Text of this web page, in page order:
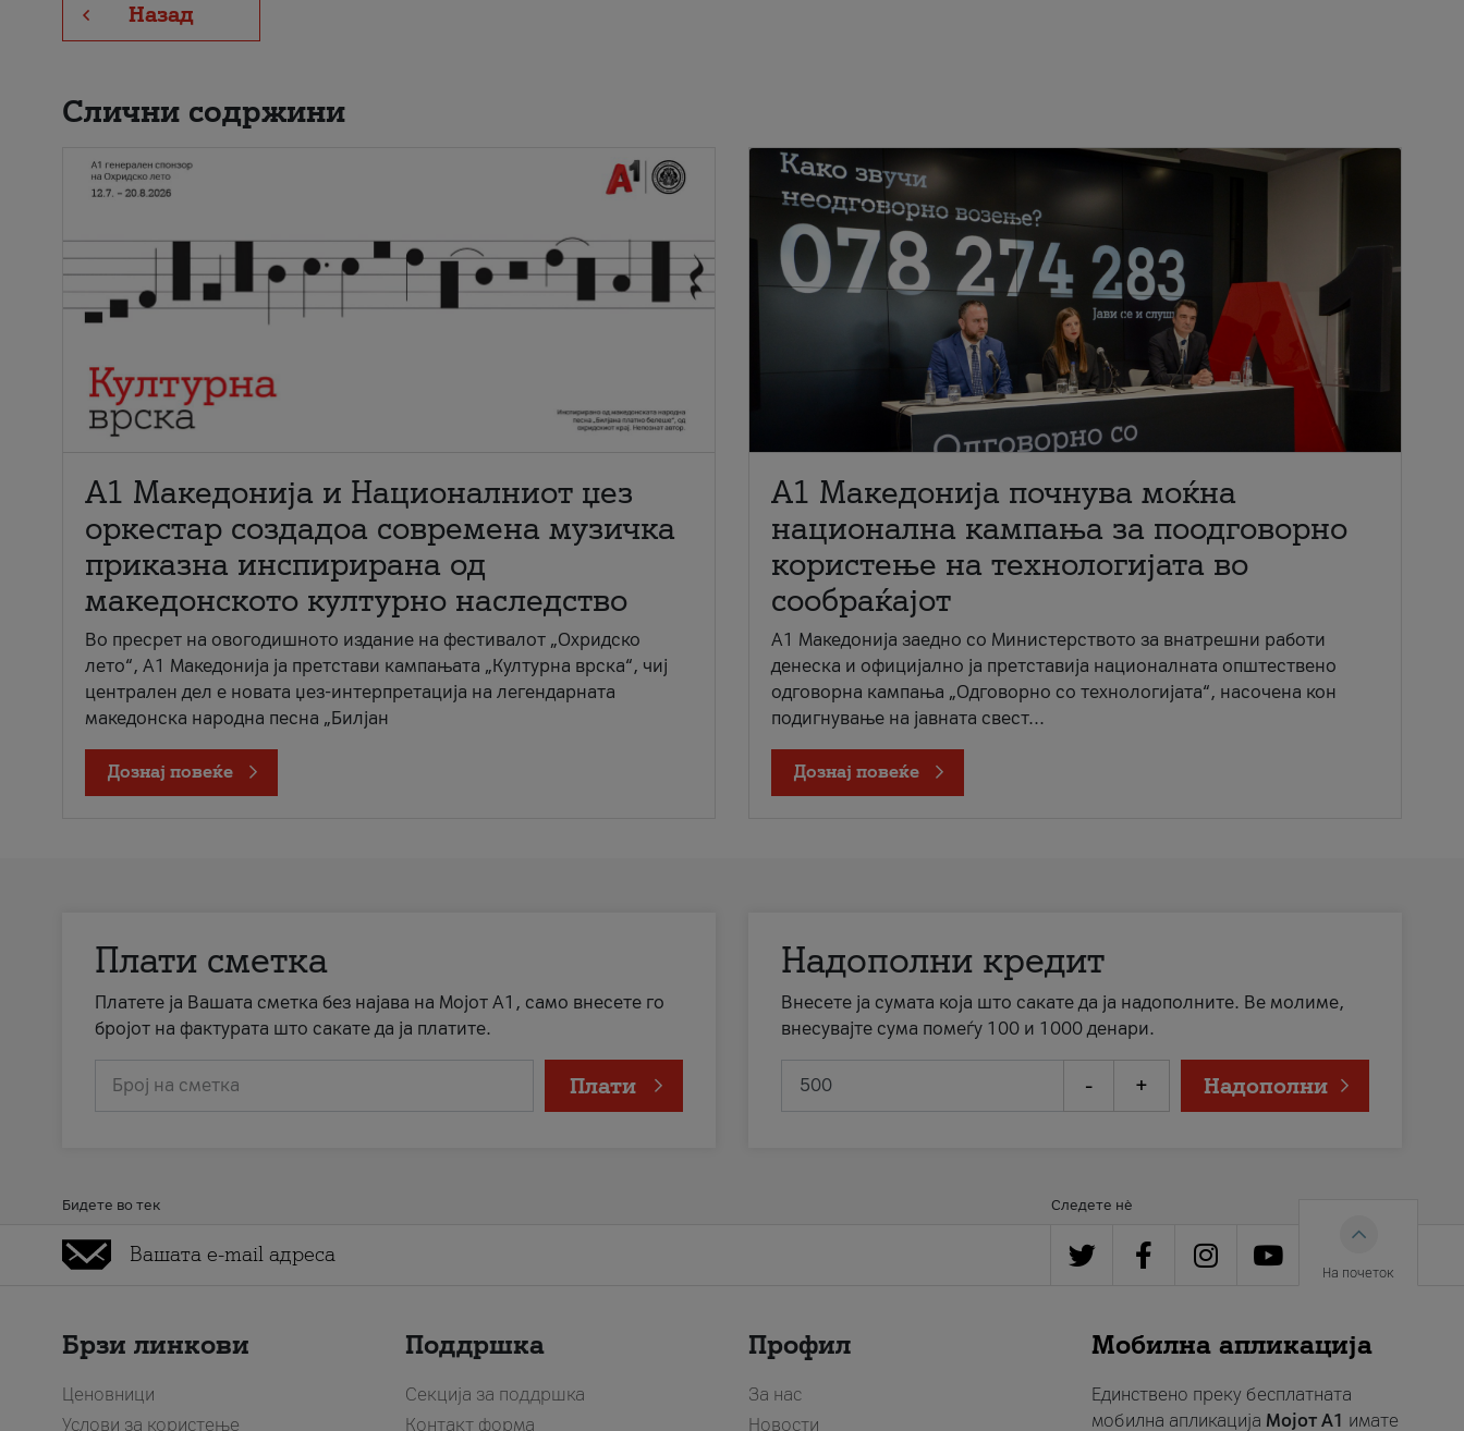
Назад
Слични содржини
А1 Македонија и Националниот џез
оркестар создадоа современа музичка
приказна инспирирана од
македонското културно наследство
Во пресрет на овогодишното издание на фестивалот „Охридско
лето“, А1 Македонија ја претстави кампањата „Културна врска“, чиј
централен дел е новата џез-интерпретација на легендарната
македонска народна песна „Билјан
Дознај повеќе
A1 Македонија почнува моќна
национална кампања за поодговорно
користење на технологијата во
сообраќајот
A1 Македонија заедно со Министерството за внатрешни работи
денеска и официјално ја претставија националната општествено
одговорна кампања „Одговорно со технологијата“, насочена кон
подигнување на јавната свест...
Дознај повеќе
Плати сметка
Платете ја Вашата сметка без најава на Мојот А1, само внесете го
бројот на фактурата што сакате да ја платите.
Број на сметка Плати
Надополни кредит
Внесете ја сумата која што сакате да ја надополните. Ве молиме,
внесувајте сума помеѓу 100 и 1000 денари.
- + Надополни
Бидете во тек Следете нè
На почеток
Брзи линкови
Ценовници
Услови за користење
Поддршка
Секција за поддршка
Контакт форма
Профил
За нас
Новости
Мобилна апликација
Единствено преку бесплатната
мобилна апликација Мојот A1 имате